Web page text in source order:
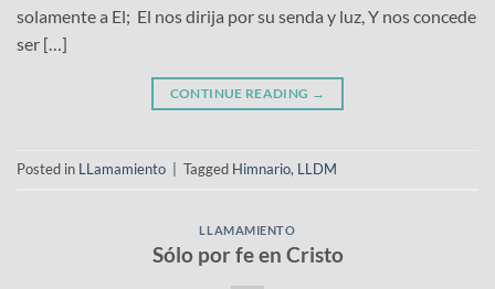
solamente a El; El nos dirija por su senda y luz, Y nos concede
ser […]
CONTINUE READING →
Posted in LLamamiento Tagged Himnario, LLDM
LLAMAMIENTO
Sólo por fe en Cristo